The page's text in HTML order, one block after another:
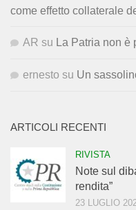
come effetto collaterale
AR su La Patria non è
ernesto su Un
ARTICOLI RECENTI
RIVISTA
Note sul
rendita”
23 LUGLIO